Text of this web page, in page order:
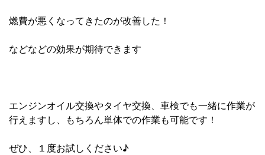
燃費が悪くなってきたのが改善した！
などなどの効果が期待できます
エンジンオイル交換やタイヤ交換、車検でも一緒に作業が
行えますし、もちろん単体での作業も可能です！
ぜひ、１度お試しください♪